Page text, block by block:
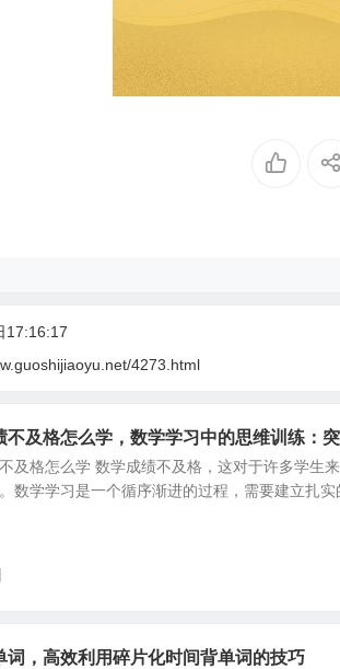
17:16:17
4273.html
不及格怎么学，数学学习中的思维训练：
及格怎么学 数学成绩不及格，这对于许多学生
数学学习是一个循序渐进的过程，需要建立扎
词，高效利用碎片化时间背单词的技巧